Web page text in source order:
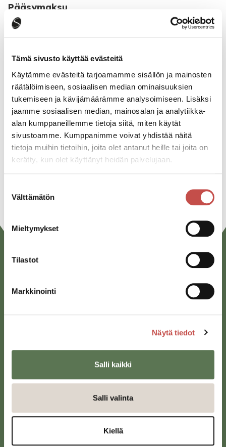
Tämä sivusto käyttää evästeitä
Käytämme evästeitä tarjoamamme sisällön ja mainosten
räätälöimiseen, sosiaalisen median ominaisuuksien
tukemiseen ja kävijämäärämme analysoimiseen. Lisäksi
jaamme sosiaalisen median, mainosalan ja analytiikka-
alan kumppaneillemme tietoja siitä, miten käytät
sivustoamme. Kumppanimme voivat yhdistää näitä
tietoja muihin tietoihin, joita olet antanut heille tai joita on
kerätty, kun olet käyttänyt heidän palvelujaan.
valinta
Välttämätön
Mieltymykset
Tilastot
Markkinointi
Näytä tiedot
Salli kaikki
Salli valinta
Kiellä
Pääsymaksu
20€ < klo 20.30 > 22€
Katso kaikki tapahtumat
Jaa tapahtuma:
Facebook
Twitter
Linkedin
kirjaamo@saarijarvi.fi